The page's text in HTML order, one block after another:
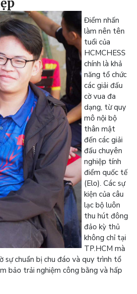
Điểm nhấn
làm nên tên
tuổi của
HCMCHESS
chính là khả
năng tổ chức
các giải đấu
cờ vua đa
dạng, từ quy
mô nội bộ
thân mật
đến các giải
đấu chuyên
nghiệp tính
điểm quốc tế
(Elo). Các sự
kiện của câu
lạc bộ luôn
thu hút đông
đảo kỳ thủ
không chỉ tại
TP.HCM mà
sự chuẩn bị chu đáo và quy trình tổ
bảo trải nghiệm công bằng và hấp